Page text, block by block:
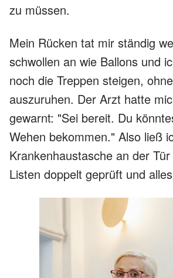
zu müssen.
Mein Rücken tat mir ständig
schwollen an wie Ballons und
noch die Treppen steigen,
auszuruhen. Der Arzt hatte
gewarnt: "Sei bereit. Du
Wehen bekommen." Also ließ
Krankenhaustasche an der
Listen doppelt geprüft und